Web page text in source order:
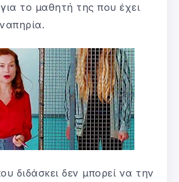
το μαθητή της που έχει
διδάσκει δεν μπορεί να την